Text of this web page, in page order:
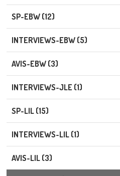
SP-EBW (12)
INTERVIEWS-EBW (5)
AVIS-EBW (3)
INTERVIEWS-JLE (1)
SP-LIL (15)
INTERVIEWS-LIL (1)
AVIS-LIL (3)